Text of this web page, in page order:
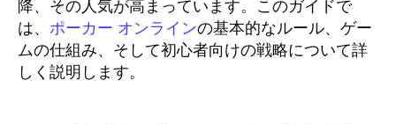
降、その人気が高まっています。このガイドで
は、 ポーカー オンラインの基本的なルール、ゲー
ムの仕組み、そして初心者向けの戦略について詳
しく説明します。